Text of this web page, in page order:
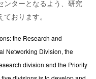
ンターとなるよう、研究
おります。
the Research and
Networking Division, the
division and the Priority